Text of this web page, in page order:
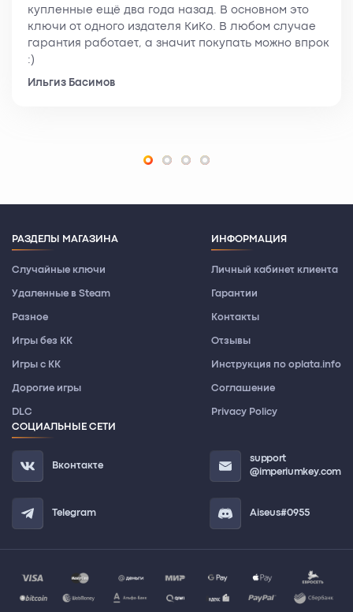
купленные ещё два года назад. В основном это
ключи от одного издателя КиКо. В любом случае
гарантия работает, а значит покупать можно впрок
:)
Ильгиз Басимов
РАЗДЕЛЫ МАГАЗИНА
Случайные ключи
Удаленные в Steam
Разное
Игры без КК
Игры с КК
Дорогие игры
DLC
ИНФОРМАЦИЯ
Личный кабинет клиента
Гарантии
Контакты
Отзывы
Инструкция по oplata.info
Соглашение
Privacy Policy
СОЦИАЛЬНЫЕ СЕТИ
Вконтакте
Telegram
support
@imperiumkey.com
Aiseus#0955